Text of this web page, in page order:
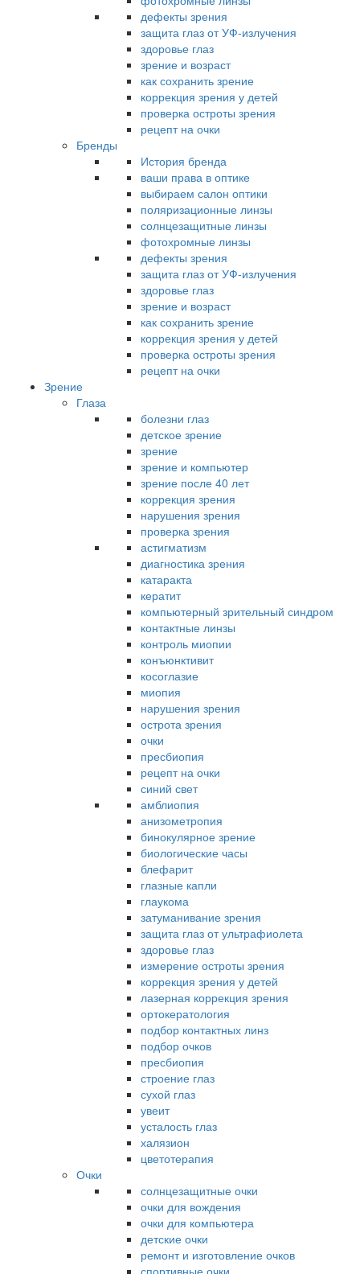
дефекты зрения
защита глаз от УФ-излучения
здоровье глаз
зрение и возраст
как сохранить зрение
коррекция зрения у детей
проверка остроты зрения
рецепт на очки
Бренды
История бренда
ваши права в оптике
выбираем салон оптики
поляризационные линзы
солнцезащитные линзы
фотохромные линзы
дефекты зрения
защита глаз от УФ-излучения
здоровье глаз
зрение и возраст
как сохранить зрение
коррекция зрения у детей
проверка остроты зрения
рецепт на очки
Зрение
Глаза
болезни глаз
детское зрение
зрение
зрение и компьютер
зрение после 40 лет
коррекция зрения
нарушения зрения
проверка зрения
астигматизм
диагностика зрения
катаракта
кератит
компьютерный зрительный синдром
контактные линзы
контроль миопии
конъюнктивит
косоглазие
миопия
нарушения зрения
острота зрения
очки
пресбиопия
рецепт на очки
синий свет
амблиопия
анизометропия
бинокулярное зрение
биологические часы
блефарит
глазные капли
глаукома
затуманивание зрения
защита глаз от ультрафиолета
здоровье глаз
измерение остроты зрения
коррекция зрения у детей
лазерная коррекция зрения
ортокератология
подбор контактных линз
подбор очков
пресбиопия
строение глаз
сухой глаз
увеит
усталость глаз
халязион
цветотерапия
Очки
солнцезащитные очки
очки для вождения
очки для компьютера
детские очки
ремонт и изготовление очков